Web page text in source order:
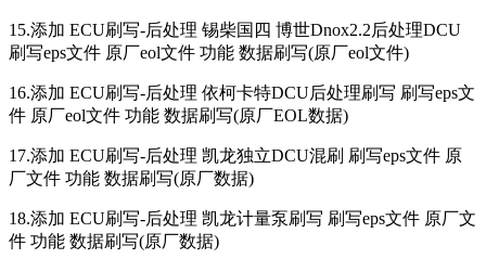
15.添加 ECU刷写-后处理 锡柴国四 博世Dnox2.2后处理DCU
刷写eps文件 原厂eol文件 功能 数据刷写(原厂eol文件)
16.添加 ECU刷写-后处理 依柯卡特DCU后处理刷写 刷写eps文
件 原厂eol文件 功能 数据刷写(原厂EOL数据)
17.添加 ECU刷写-后处理 凯龙独立DCU混刷 刷写eps文件 原
厂文件 功能 数据刷写(原厂数据)
18.添加 ECU刷写-后处理 凯龙计量泵刷写 刷写eps文件 原厂文
件 功能 数据刷写(原厂数据)